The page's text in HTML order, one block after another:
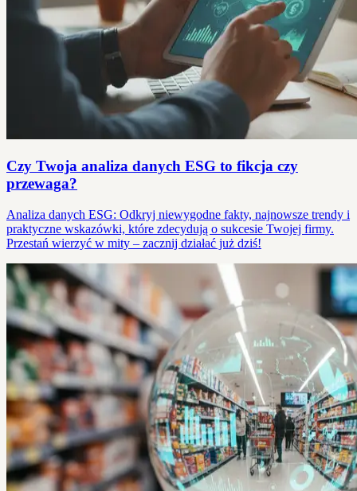
Czy Twoja analiza danych ESG to fikcja czy
przewaga?
Analiza danych ESG: Odkryj niewygodne fakty, najnowsze trendy i
praktyczne wskazówki, które zdecydują o sukcesie Twojej firmy.
Przestań wierzyć w mity – zacznij działać już dziś!